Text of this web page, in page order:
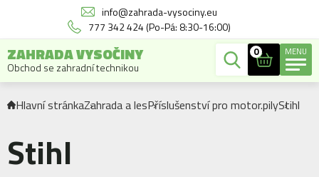
info@zahrada-vysociny.eu
777 342 424 (Po-Pá: 8:30-16:00)
ZAHRADA VYSOČINY
Obchod se zahradní technikou
0 MENU
Hlavní stránkaZahrada a lesPříslušenství pro motor.pilyStihl
Stihl